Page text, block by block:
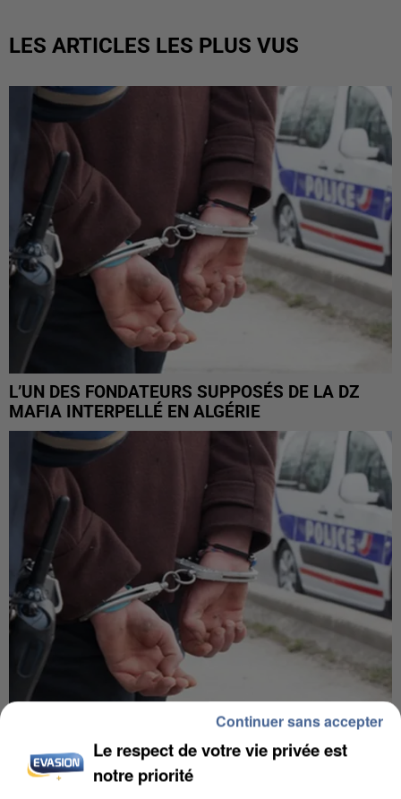
LES ARTICLES LES PLUS VUS
L’UN DES FONDATEURS SUPPOSÉS DE LA DZ
MAFIA INTERPELLÉ EN ALGÉRIE
INTERPELLÉ EN ALGÉRIE
Le respect de votre vie privée est
notre priorité
Continuer sans accepter